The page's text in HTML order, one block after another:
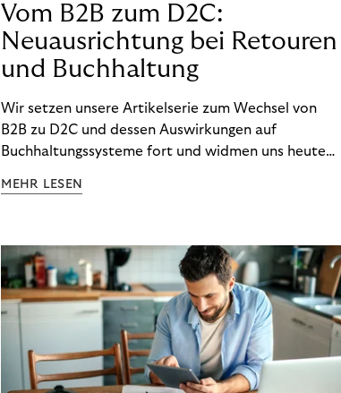
Vom B2B zum D2C:
Neuausrichtung bei Retouren
und Buchhaltung
Wir setzen unsere Artikelserie zum Wechsel von
B2B zu D2C und dessen Auswirkungen auf
Buchhaltungssysteme fort und widmen uns heute
im D2C-Bereich.
MEHR LESEN